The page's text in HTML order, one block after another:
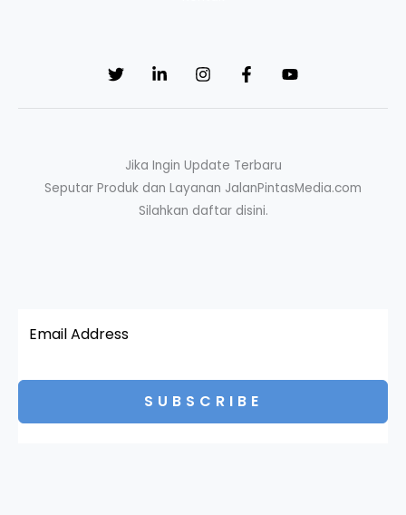
Jika Ingin Update Terbaru
Seputar Produk dan Layanan JalanPintasMedia.com
Silahkan daftar disini.
SUBSCRIBE